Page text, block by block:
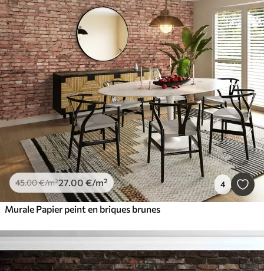
45.00€/m²27.00 €/m² 4
Murale Papier peint en briques brunes